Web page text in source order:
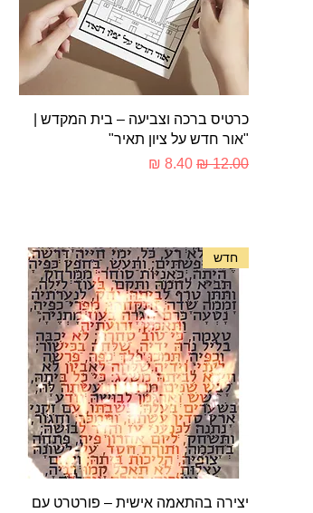
תצוגה מהירה
כרטיס ברכה וצביעה – בית המקדש |
"אור חדש על ציון תאיר"
מחיר רגילמחיר מבצע
תצוגה מהירה
חדש
יצירה בהתאמה אישית – פורטרט עם